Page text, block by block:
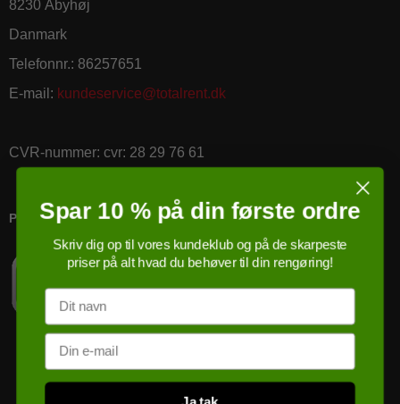
8230 Åbyhøj
Danmark
Telefonnr.: 86257651
E-mail : kundeservice@totalrent.dk
CVR-nummer: cvr: 28 29 76 61
PRICERUNNER KØBSGARANTI
Spar 10 % på din første ordre
Skriv dig op til vores kundeklub og på de skarpeste
priser på alt hvad du behøver til din rengøring!
Navn
Email